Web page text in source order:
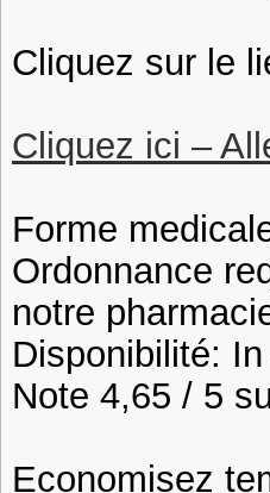
Cliquez sur le
Cliquez ici –
Forme
Ordonnance
notre
Disponibilité:
Note 4,65 / 5
Economisez